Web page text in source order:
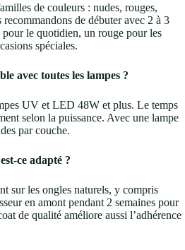
de couleurs : nudes, rouges,
de débuter avec 2 à 3
le quotidien, un rouge pour les
spéciales.
avec toutes les lampes ?
UV et LED 48W et plus. Le temps
selon la puissance. Avec une lampe
par couche.
ce adapté ?
sur les ongles naturels, y compris
en amont pendant 2 semaines pour
de qualité améliore aussi l’adhérence